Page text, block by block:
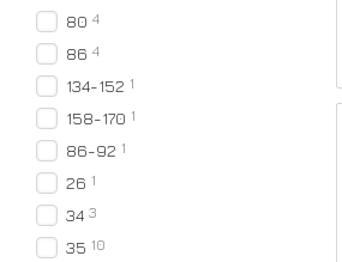
80 4
86 4
134-152 1
158-170 1
86-92 1
26 1
34 3
35 10